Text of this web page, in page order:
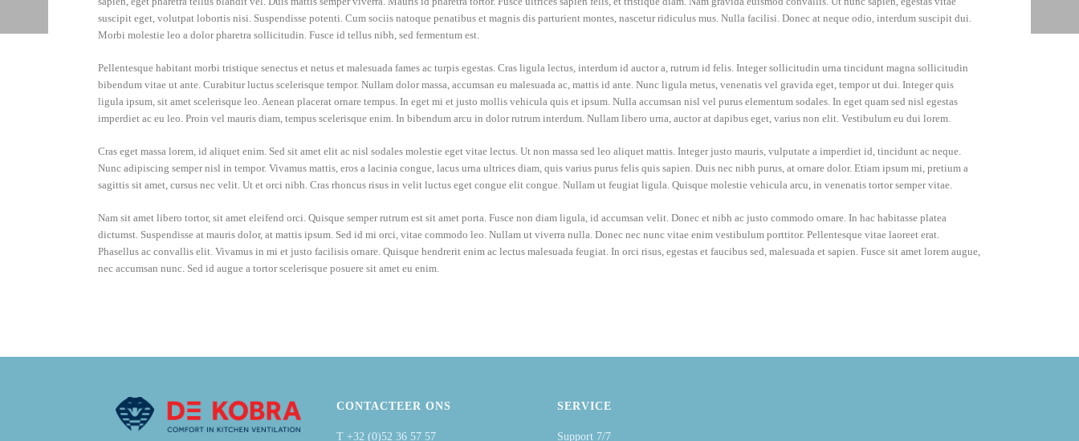
suscipit eget, volutpat lobortis nisi. Suspendisse potenti. Cum sociis natoque penatibus et magnis dis parturient montes, nascetur ridiculus mus. Nulla facilisi. Donec at neque odio, interdum suscipit dui.
Morbi molestie leo a dolor pharetra sollicitudin. Fusce id tellus nibh, sed fermentum est.
Pellentesque habitant morbi tristique senectus et netus et malesuada fames ac turpis egestas. Cras ligula lectus, interdum id auctor a, rutrum id felis. Integer sollicitudin urna tincidunt magna sollicitudin
bibendum vitae ut ante. Curabitur luctus scelerisque tempor. Nullam dolor massa, accumsan eu malesuada ac, mattis id ante. Nunc ligula metus, venenatis vel gravida eget, tempor ut dui. Integer quis
ligula ipsum, sit amet scelerisque leo. Aenean placerat ornare tempus. In eget mi et justo mollis vehicula quis et ipsum. Nulla accumsan nisl vel purus elementum sodales. In eget quam sed nisl egestas
imperdiet ac eu leo. Proin vel mauris diam, tempus scelerisque enim. In bibendum arcu in dolor rutrum interdum. Nullam libero urna, auctor at dapibus eget, varius non elit. Vestibulum eu dui lorem.
Cras eget massa lorem, id aliquet enim. Sed sit amet elit ac nisl sodales molestie eget vitae lectus. Ut non massa sed leo aliquet mattis. Integer justo mauris, vulputate a imperdiet id, tincidunt ac neque.
Nunc adipiscing semper nisl in tempor. Vivamus mattis, eros a lacinia congue, lacus urna ultrices diam, quis varius purus felis quis sapien. Duis nec nibh purus, at ornare dolor. Etiam ipsum mi, pretium a
sagittis sit amet, cursus nec velit. Ut et orci nibh. Cras rhoncus risus in velit luctus eget congue elit congue. Nullam ut feugiat ligula. Quisque molestie vehicula arcu, in venenatis tortor semper vitae.
Nam sit amet libero tortor, sit amet eleifend orci. Quisque semper rutrum est sit amet porta. Fusce non diam ligula, id accumsan velit. Donec et nibh ac justo commodo ornare. In hac habitasse platea
dictumst. Suspendisse at mauris dolor, at mattis ipsum. Sed id mi orci, vitae commodo leo. Nullam ut viverra nulla. Donec nec nunc vitae enim vestibulum porttitor. Pellentesque vitae laoreet erat.
Phasellus ac convallis elit. Vivamus in mi et justo facilisis ornare. Quisque hendrerit enim ac lectus malesuada feugiat. In orci risus, egestas et faucibus sed, malesuada et sapien. Fusce sit amet lorem augue,
nec accumsan nunc. Sed id augue a tortor scelerisque posuere sit amet eu enim.
CONTACTEER ONS
T +32 (0)52 36 57 57
SERVICE
Support 7/7